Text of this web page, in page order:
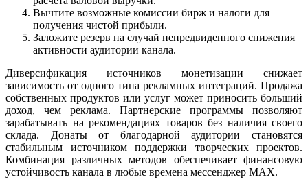
Вычтите возможные комиссии бирж и налоги для
получения чистой прибыли.
Заложите резерв на случай непредвиденного снижения
активности аудитории канала.
Диверсификация источников монетизации снижает
зависимость от одного типа рекламных интеграций. Продажа
собственных продуктов или услуг может приносить больший
доход, чем реклама. Партнерские программы позволяют
зарабатывать на рекомендациях товаров без наличия своего
склада. Донаты от благодарной аудитории становятся
стабильным источником поддержки творческих проектов.
Комбинация различных методов обеспечивает финансовую
устойчивость канала в любые времена мессенджер MAX.